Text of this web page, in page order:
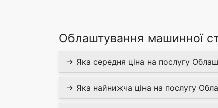
Облаштування машинної
→ Яка середня ціна на послугу
→ Яка найнижча ціна на послугу